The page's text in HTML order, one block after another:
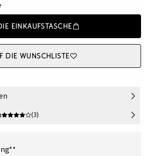
Einkaufstasche
die Wunschliste
(3)